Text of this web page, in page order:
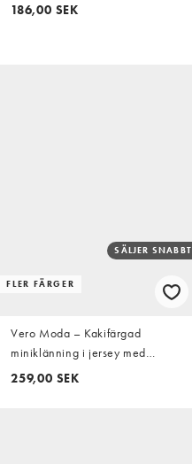
186,00 SEK
FLER FÄRGER
SÄLJER SNABBT
Vero Moda – Kakifärgad
miniklänning i jersey med
knytmidja
259,00 SEK